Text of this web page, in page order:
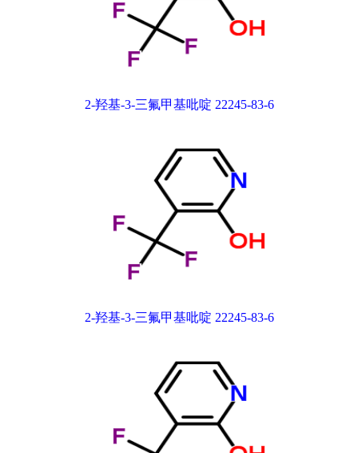
2-羟基-3-三氟甲基吡啶 22245-83-6
2-羟基-3-三氟甲基吡啶 22245-83-6